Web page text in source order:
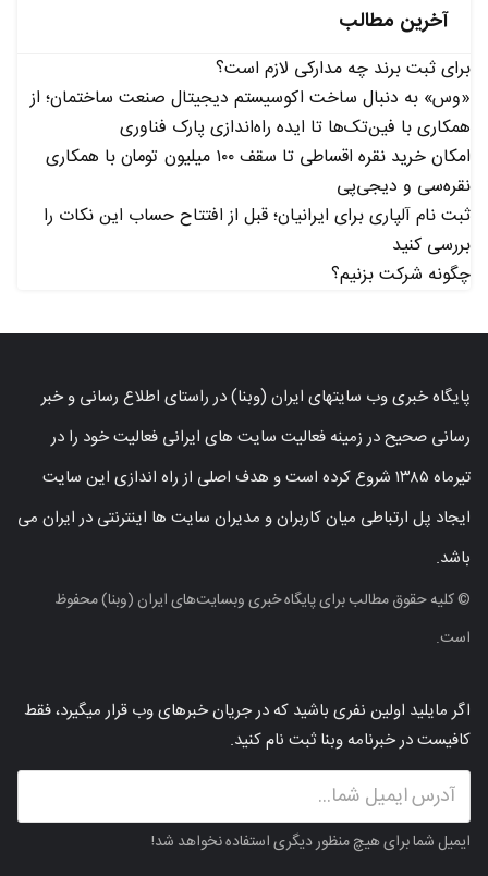
آخرین مطالب
برای ثبت برند چه مدارکی لازم است؟
«وس» به دنبال ساخت اکوسیستم دیجیتال صنعت ساختمان؛ از
همکاری با فین‌تک‌ها تا ایده راه‌اندازی پارک فناوری
امکان خرید نقره اقساطی تا سقف ۱۰۰ میلیون تومان با همکاری
نقره‌سی و دیجی‌پی
ثبت نام آلپاری برای ایرانیان؛ قبل از افتتاح حساب این نکات را
بررسی کنید
چگونه شرکت بزنیم؟
پایگاه خبری وب سایتهای ایران (وبنا) در راستای اطلاع رسانی و خبر
رسانی صحیح در زمینه فعالیت سایت های ایرانی فعالیت خود را در
تیرماه ۱۳۸۵ شروع کرده است و هدف اصلی از راه اندازی این سایت
ایجاد پل ارتباطی میان کاربران و مدیران سایت ها اینترنتی در ایران می
باشد.
© کلیه حقوق مطالب برای پایگاه خبری وبسایت‌های ایران (وبنا) محفوظ
است.
اگر مایلید اولین نفری باشید که در جریان خبرهای وب قرار میگیرد، فقط
کافیست در خبرنامه وبنا ثبت نام کنید.
ایمیل شما برای هیچ منظور دیگری استفاده نخواهد شد!